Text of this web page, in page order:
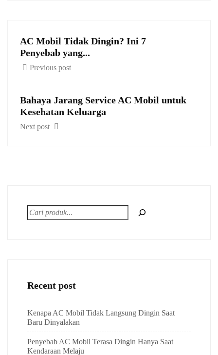
AC Mobil Tidak Dingin? Ini 7
Penyebab yang...
Previous post
Bahaya Jarang Service AC Mobil untuk
Kesehatan Keluarga
Next post
Recent post
Kenapa AC Mobil Tidak Langsung Dingin Saat
Baru Dinyalakan
Penyebab AC Mobil Terasa Dingin Hanya Saat
Kendaraan Melaju